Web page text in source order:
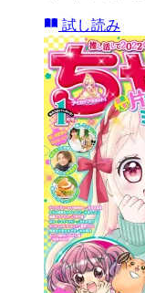
試し読み